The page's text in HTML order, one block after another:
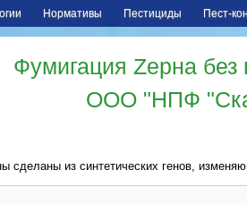
Нормативы Пестициды Пест-
Фумигация Zерна
ООО "НПФ
сделаны из синтетических генов,